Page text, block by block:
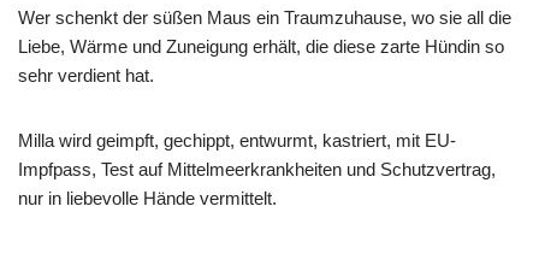
Wer schenkt der süßen Maus ein Traumzuhause, wo sie all die
Liebe, Wärme und Zuneigung erhält, die diese zarte Hündin so
sehr verdient hat.
Milla wird geimpft, gechippt, entwurmt, kastriert, mit EU-
Impfpass, Test auf Mittelmeerkrankheiten und Schutzvertrag,
nur in liebevolle Hände vermittelt.